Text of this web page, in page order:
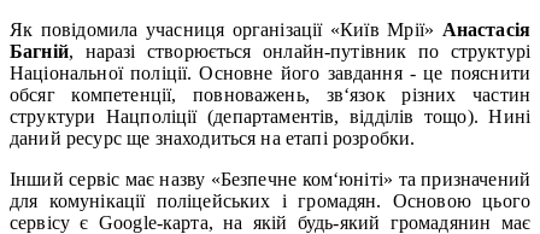
Як повідомила учасниця організації «Київ Мрії» Анастасія
Багній, наразі створюється онлайн-путівник по структурі
Національної поліції. Основне його завдання - це пояснити
обсяг компетенції, повноважень, зв‘язок різних частин
структури Нацполіції (департаментів, відділів тощо). Нині
даний ресурс ще знаходиться на етапі розробки.
Інший сервіс має назву «Безпечне ком‘юніті» та призначений
для комунікації поліцейських і громадян. Основою цього
сервісу є Google-карта, на якій будь-який громадянин має